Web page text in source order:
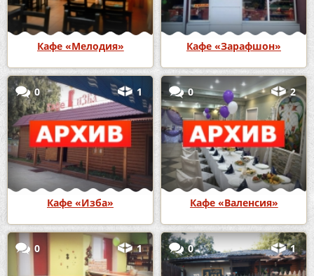
Кафе «Мелодия» Кафе «Зарафшон»
0 1
Кафе «Изба»
0 2
Кафе «Валенсия»
0 1 0 1